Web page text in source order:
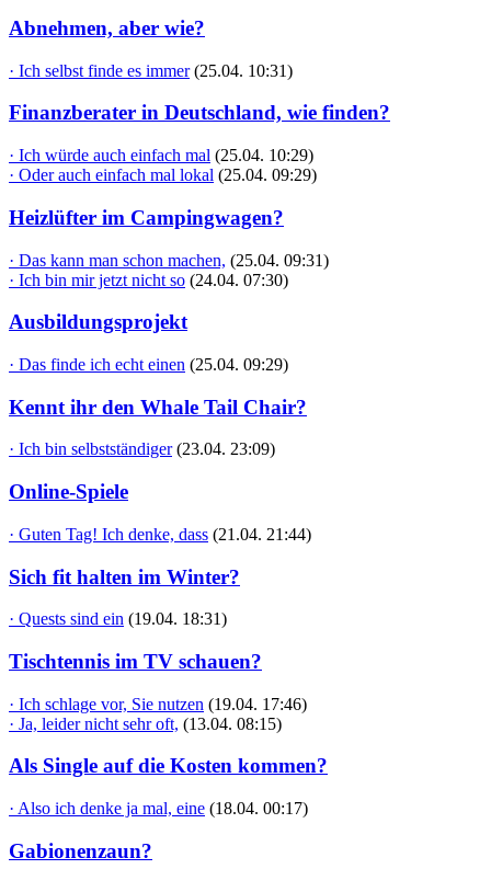
Abnehmen, aber wie?
· Ich selbst finde es immer (25.04. 10:31)
Finanzberater in Deutschland, wie finden?
· Ich würde auch einfach mal (25.04. 10:29)
· Oder auch einfach mal lokal (25.04. 09:29)
Heizlüfter im Campingwagen?
· Das kann man schon machen, (25.04. 09:31)
· Ich bin mir jetzt nicht so (24.04. 07:30)
Ausbildungsprojekt
· Das finde ich echt einen (25.04. 09:29)
Kennt ihr den Whale Tail Chair?
· Ich bin selbstständiger (23.04. 23:09)
Online-Spiele
· Guten Tag! Ich denke, dass (21.04. 21:44)
Sich fit halten im Winter?
· Quests sind ein (19.04. 18:31)
Tischtennis im TV schauen?
· Ich schlage vor, Sie nutzen (19.04. 17:46)
· Ja, leider nicht sehr oft, (13.04. 08:15)
Als Single auf die Kosten kommen?
· Also ich denke ja mal, eine (18.04. 00:17)
Gabionenzaun?